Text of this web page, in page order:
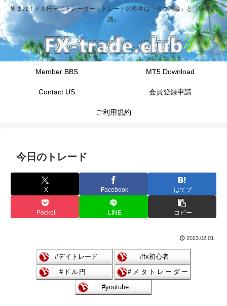
集まれ！ドル円デイトレーダー：トレードの基本は『ダウ理論』と『環境認
識』
Member BBS MT5 Download
Contact US 会員登録申請
ご利用規約
今日のトレード
X Facebook はてブ
Pocket LINE コピー
2023.02.01